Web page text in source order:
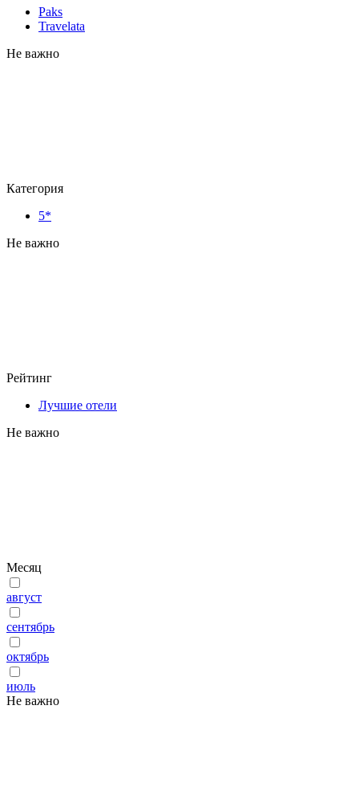
Paks
Travelata
Не важно
Категория
5*
Не важно
Рейтинг
Лучшие отели
Не важно
Месяц
август
сентябрь
октябрь
июль
Не важно